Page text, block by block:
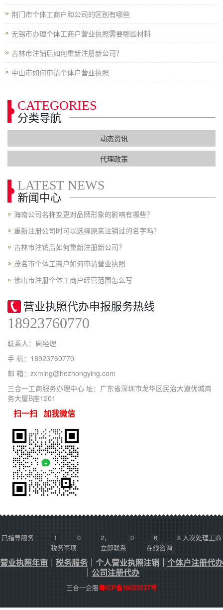
荆门市个体工商户和公司的区别有哪些
无锡市办理个体工商户营业执照需要哪些材料
吉林市注销后如何重新注册新公司？
中山市如何申请个体户营业执照
CATEGORIES
分类导航
动态资讯
代理政策
LATEST NEWS
新闻中心
海南公司名称变更对品牌形象的影响有哪些？
重新注册公司时可以选择原来注销过的名字吗？
吉林市注销后如何重新注册新公司？
茂名市个体工商户如何申请营业执照
佛山市注册个体工商户经营范围怎么写
营业执照代办申报服务热线
18923760770
联系人：周经理
手 机：18923760770
邮 箱：zxming@hezhongying.com
三合一工商服务办理中心 址：广东省深圳市龙华区民治大道优城商
务大厦B座1201
扫一扫 加我微信
已指导服务 1 0 2， 0 6 8 人次处理工商
税务事项立即联系 在线咨询
营业执照年审 ｜税务服务｜个人营业执照注销 ｜个体户注册代办
｜公司注册代办
三合一企服粤ICP备16023127号